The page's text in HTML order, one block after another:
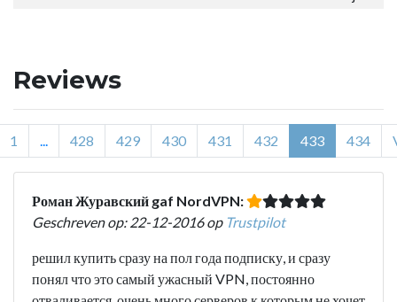
Reviews
1 428 429 430 431 432 433 434
Роман Журавский gaf NordVPN:
Geschreven op: 22-12-2016 op Trustpilot
решил купить сразу на пол года подписку, и сразу
понял что это самый ужасный VPN, постоянно